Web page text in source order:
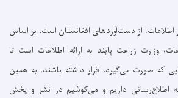
از دست‌آوردهای افغانستان است. بر اساس
وزارت زراعت پابند به ارائه اطلاعات است تا
که صورت می‌گیرد، قرار داشته باشند. به همین
اطلاع‌رسانی داریم و می‌کوشیم در نشر و پخش